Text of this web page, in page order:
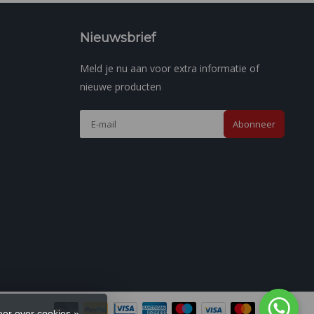
Nieuwsbrief
Meld je nu aan voor extra informatie of
nieuwe producten
Abonneer